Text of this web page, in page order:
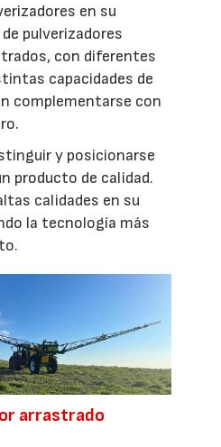
en su
pulverizadores
con diferentes
capacidades de
complementarse con
y posicionarse
producto de calidad.
calidades en su
la tecnología más
arrastrado